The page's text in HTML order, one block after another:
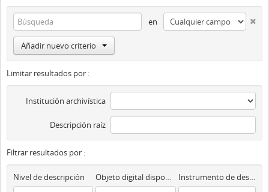
en
Añadir nuevo criterio
Limitar resultados por :
Institución archivística
Descripción raíz
Filtrar resultados por :
Nivel de descripción Objeto digital disponibles Instrumento de descripción